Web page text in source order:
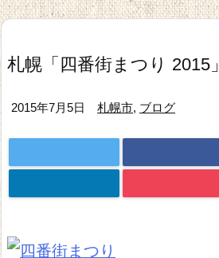
札幌「四番街まつり 2015」
2015年7月5日 札幌市, ブログ